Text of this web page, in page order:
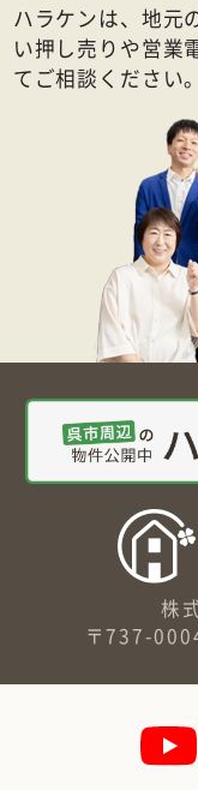
ハラケンは、地元
い押し売りや営業
てご相談ください。
株
〒737-